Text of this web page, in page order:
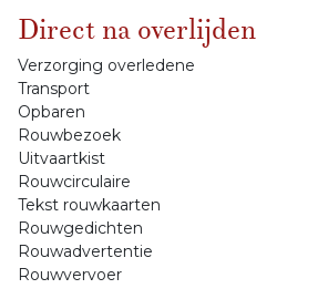
Direct na overlijden
Verzorging overledene
Transport
Opbaren
Rouwbezoek
Uitvaartkist
Rouwcirculaire
Tekst rouwkaarten
Rouwgedichten
Rouwadvertentie
Rouwvervoer